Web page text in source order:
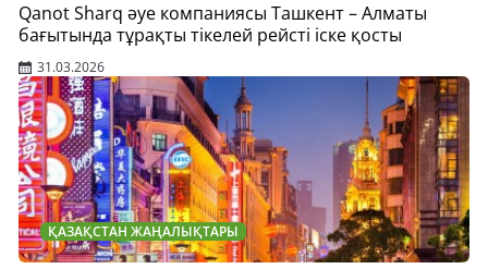
Qanot Sharq әуе компаниясы Ташкент – Алматы
бағытында тұрақты тікелей рейсті іске қосты
31.03.2026
ҚАЗАҚСТАН ЖАҢАЛЫҚТАРЫ